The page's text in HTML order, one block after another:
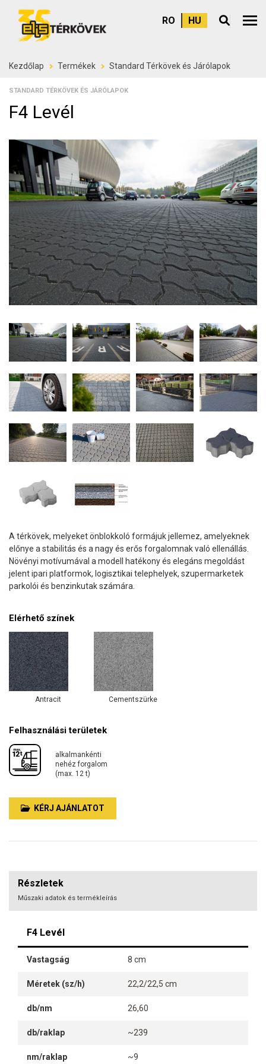
RO HU
Kezdőlap Termékek Standard Térkövek és Járólapok
STANDARD TÉRKÖVEK ÉS JÁRÓLAPOK
F4 Levél
A térkövek, melyeket önblokkoló formájuk jellemez, amelyeknek
előnye a stabilitás és a nagy és erős forgalomnak való ellenállás.
Növényi motívumával a modell hatékony és elegáns megoldást
jelent ipari platformok, logisztikai telephelyek, szupermarketek
parkolói és benzinkutak számára.
Elérhető színek
Antracit Cementszürke
Felhasználási területek
alkalmankénti
nehéz forgalom
(max. 12 t)
KÉRJ AJÁNLATOT
Részletek
Műszaki adatok és termékleírás
F4 Levél
Vastagság 8 cm
Méretek (sz/h) 22,2/22,5 cm
db/nm 26,60
db/raklap ~239
nm/raklap ~9